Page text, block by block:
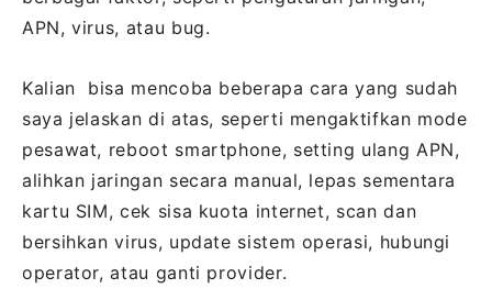
APN, virus, atau bug.
Kalian bisa mencoba beberapa cara yang sudah
saya jelaskan di atas, seperti mengaktifkan mode
pesawat, reboot smartphone, setting ulang APN,
alihkan jaringan secara manual, lepas sementara
kartu SIM, cek sisa kuota internet, scan dan
bersihkan virus, update sistem operasi, hubungi
operator, atau ganti provider.